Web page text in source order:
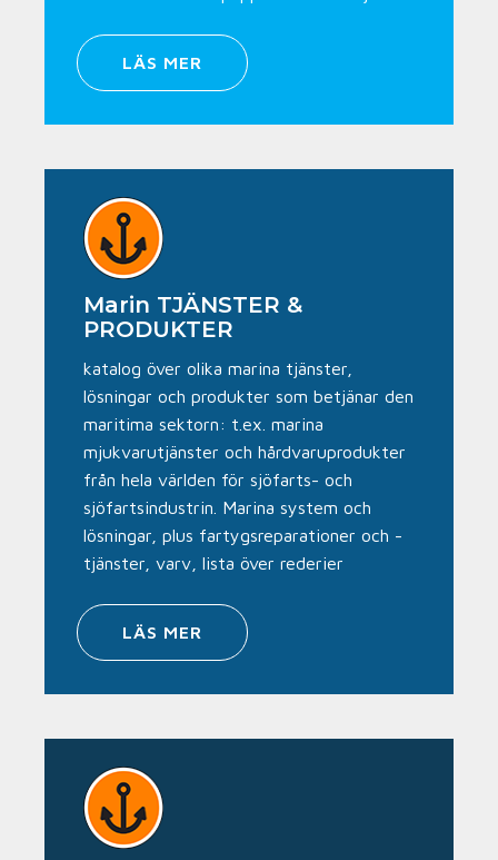
LÄS MER
Marin TJÄNSTER &
PRODUKTER
katalog över olika marina tjänster,
lösningar och produkter som betjänar den
maritima sektorn: t.ex. marina
mjukvarutjänster och hårdvaruprodukter
från hela världen för sjöfarts- och
sjöfartsindustrin. Marina system och
lösningar, plus fartygsreparationer och -
tjänster, varv, lista över rederier
LÄS MER